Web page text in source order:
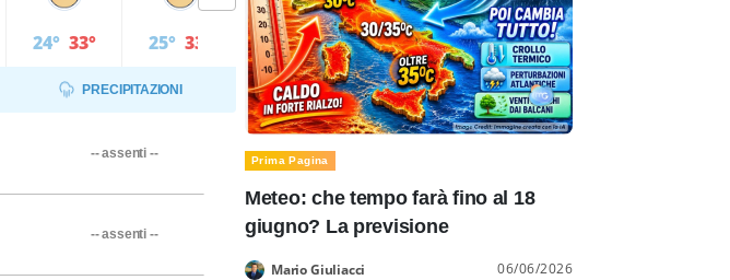
24° 33° 25° 33°
PRECIPITAZIONI
-- assenti --
-- assenti --
Prima Pagina
Meteo: che tempo farà fino al 18
giugno? La previsione
Mario Giuliacci 06/06/2026